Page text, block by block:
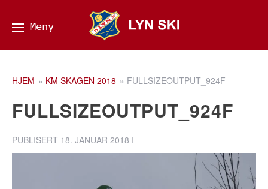
HJEM » KM SKAGEN 2018 » FULLSIZEOUTPUT_924F
FULLSIZEOUTPUT_924F
PUBLISERT 18. JANUAR 2018 I